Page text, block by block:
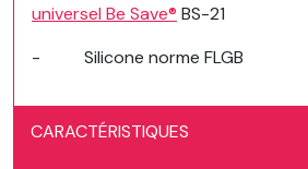
universel Be Save® BS-21
- Silicone norme FLGB
CARACTÉRISTIQUES